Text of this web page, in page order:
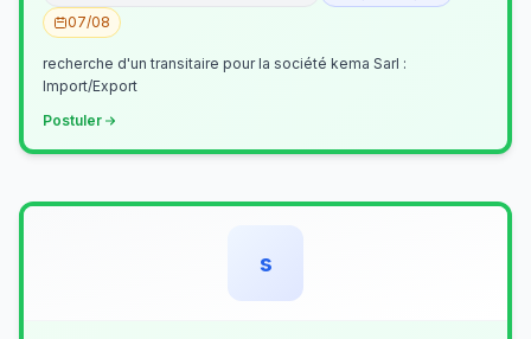
07/08
recherche d'un transitaire pour la société kema Sarl :
Import/Export
Postuler
s